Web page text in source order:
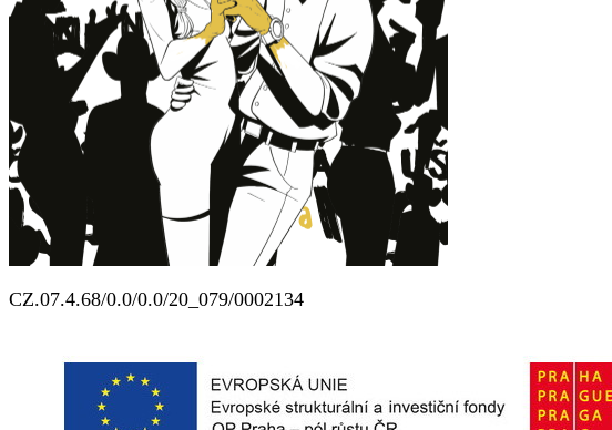
CZ.07.4.68/0.0/0.0/20_079/0002134